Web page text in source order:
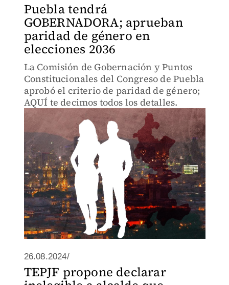
Puebla tendrá
GOBERNADORA; aprueban
paridad de género en
elecciones 2036
La Comisión de Gobernación y Puntos
Constitucionales del Congreso de Puebla
aprobó el criterio de paridad de género;
AQUÍ te decimos todos los detalles.
26.08.2024/
TEPJF propone declarar